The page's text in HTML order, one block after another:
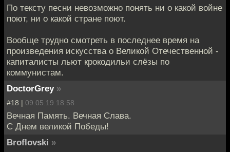
По тексту песни невозможно понять ни о какой войне
поют, ни о какой стране поют.
Вообще трудно смотреть в последнее время на
произведения искусства о Великой Отечественной -
капиталисты льют крокодильи слёзы по
коммунистам.
DoctorGrey »
#18 | 09.05.19 18:58
Вечная Память. Вечная Слава.
С Днем великой Победы!
Broflovski »